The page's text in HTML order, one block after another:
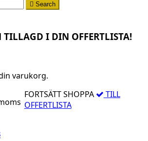
 Search
TILLAGD I DIN OFFERTLISTA!
varukorg.
FORTSÄTT SHOPPA
TILL
OFFERTLISTA